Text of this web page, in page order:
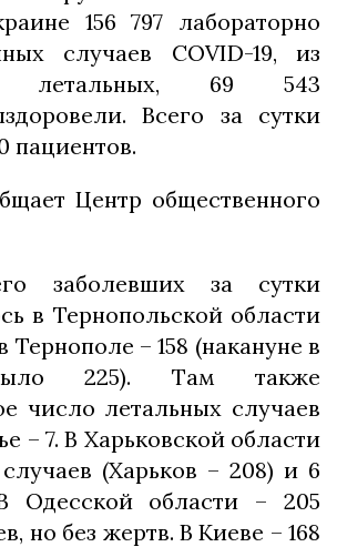
156 797 лабораторно
случаев COVID-19, из
летальных, 69 543
Всего за сутки
пациентов.
Центр общественного
заболевших за сутки
в Тернопольской области
Тернополе – 158 (накануне в
225). Там также
число летальных случаев
– 7. В Харьковской области
(Харьков – 208) и 6
Одесской области – 205
но без жертв. В Киеве – 168